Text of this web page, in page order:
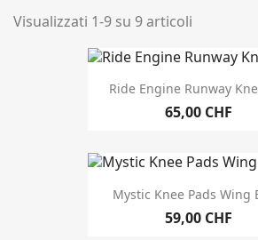
Closeout 1
In magazzino 9
5
Visualizzati 1-9 su 9 articoli
Ride Engine Runway
65,00 CHF
Mystic Knee Pads Wing
59,00 CHF